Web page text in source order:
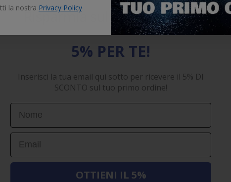
Risparmia sul primo ordine
5% PER TE!
Inserisci la tua email qui sotto per ricevere il 5% DI
SCONTO sul tuo primo ordine!
First Name
Email
OTTIENI IL 5%
la nostra Privacy Policy